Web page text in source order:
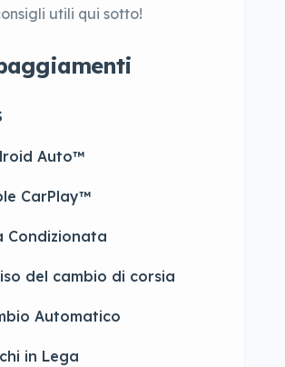
utili qui sotto!
Auto™
CarPlay™
Condizionata
del cambio di corsia
Automatico
in Lega